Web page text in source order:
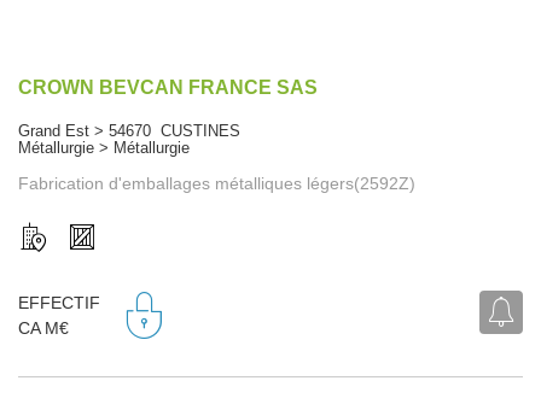
CROWN BEVCAN FRANCE SAS
Grand Est > 54670 CUSTINES
Métallurgie > Métallurgie
Fabrication d'emballages métalliques légers(2592Z)
EFFECTIF
CA M€